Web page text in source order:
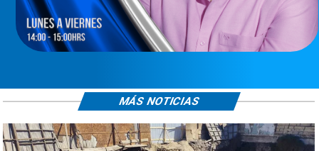
MÁS NOTICIAS